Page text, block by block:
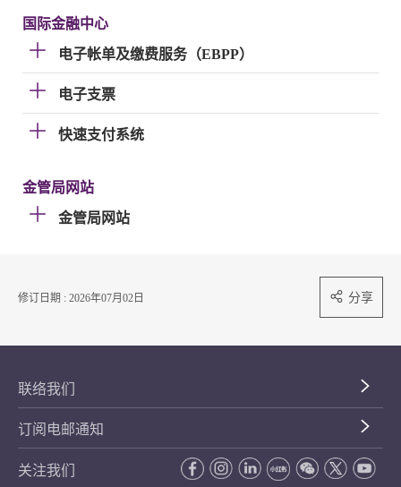
国际金融中心
电子帐单及缴费服务（EBPP）
电子支票
快速支付系统
金管局网站
金管局网站
修订日期 : 2026年07月02日 分享
联络我们
订阅电邮通知
关注我们